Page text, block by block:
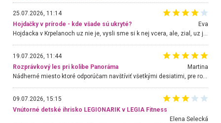
25.07.2026, 11:14
Hojdačky v prírode - kde všade sú ukryté?
Eva
Hojdacka v Krpelanoch uz nie je, vysli sme si k nej vcera, ale, zial, uz je znicena. Ak sem planujete cestu len kvoli hojdacke, mozete si ju usetrit. Krasny vyhlad je tu vsak aj bez hojdacky :-)
19.07.2026, 11:44
Rozprávkový les pri kolibe Panoráma
Martina
Nádherné miesto ktoré odporúčam navštíviť všetkými desiatimi, pre rodiny s deťmi, dôchodcom... Proste a jednoducho ozaj rozprávkový les.. určite ešte prídeme. Odniesli sme si na pamiatku krásne tričká,
09.07.2026, 15:15
Vnútorné detské ihrisko LEGIONARIK v LEGIA Fitness
Elena Selecká